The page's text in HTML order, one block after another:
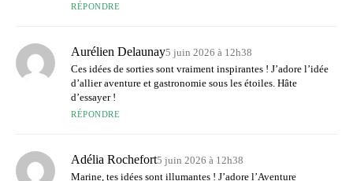
RÉPONDRE
Aurélien Delaunay5 juin 2026 à 12h38
Ces idées de sorties sont vraiment inspirantes ! J’adore l’idée
d’allier aventure et gastronomie sous les étoiles. Hâte
d’essayer !
RÉPONDRE
Adélia Rochefort5 juin 2026 à 12h38
Marine, tes idées sont illumantes ! J’adore l’Aventure